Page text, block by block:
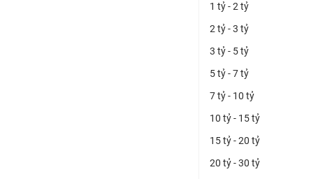
1 tỷ - 2 tỷ
2 tỷ - 3 tỷ
3 tỷ - 5 tỷ
5 tỷ - 7 tỷ
7 tỷ - 10 tỷ
10 tỷ - 15 tỷ
15 tỷ - 20 tỷ
20 tỷ - 30 tỷ